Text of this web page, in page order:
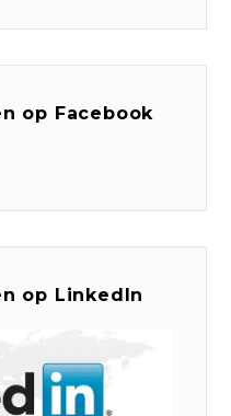
op Facebook
op LinkedIn